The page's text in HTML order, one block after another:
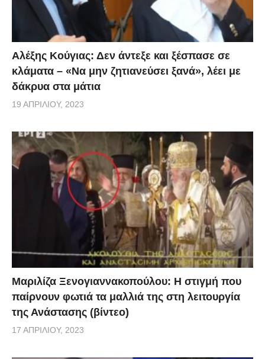
Αλέξης Κούγιας: Δεν άντεξε και ξέσπασε σε
κλάματα – «Να μην ζητιανεύσει ξανά», λέει με
δάκρυα στα μάτια
19 ΑΠΡΙΛΊΟΥ, 2023
Μαριλίζα Ξενογιαννακοπούλου: Η στιγμή που
παίρνουν φωτιά τα μαλλιά της στη λειτουργία
της Ανάστασης (βίντεο)
17 ΑΠΡΙΛΊΟΥ, 2023